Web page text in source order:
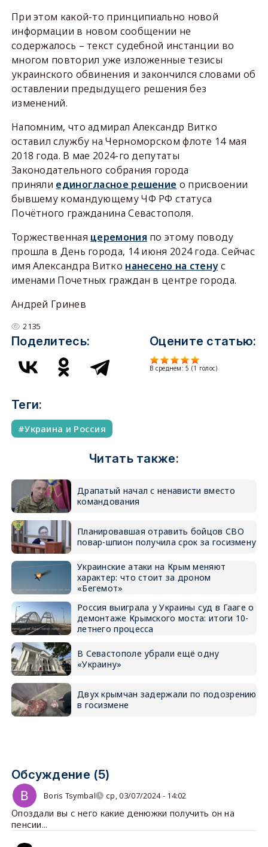
При этом какой-то принципиально новой
информации в новом сообщении не
содержалось – текст судебной инстанции во
многом повторил уже изложенные тезисы
украинского обвинения и закончился словами об
оставлении предыдущего решения без
изменений.
Напомним, что адмирал Александр Витко
оставил службу на Черноморском флоте 14 мая
2018 года. В мае 2024-го депутаты
Законодательного собрания города
приняли единогласное решение о присвоении
бывшему командующему ЧФ РФ статуса
Почётного гражданина Севастополя.
Торжественная церемония по этому поводу
прошла в День города, 14 июня 2024 года. Сейчас
имя Александра Витко нанесено на стенус
именами Почетных граждан в центре города.
Андрей Гринев
2135
Поделитесь: Оцените статью:
В среднем:5 (1 голос)
Теги:
Украина и Россия
Читать также:
Драпатый начал с ненависти вместо
командования
Планировавшая отравить бойцов СВО
повар-шпион получила срок за госизмену
Украинские атаки на Крым меняют
характер: что стоит за дроном
«Бегемот»
Россия выиграла у Украины суд в Гааге о
демонтаже Крымского моста: итоги 10-
летнего процесса
В Севастополе убрали ещё одну
«Украину»
Двух крымчан задержали по подозрению
в госизмене
Обсуждение (5)
Boris Tsymbal ср, 03/07/2024 - 14:02
Опоздали вы с него какие денюжки получить он на
пенсии...